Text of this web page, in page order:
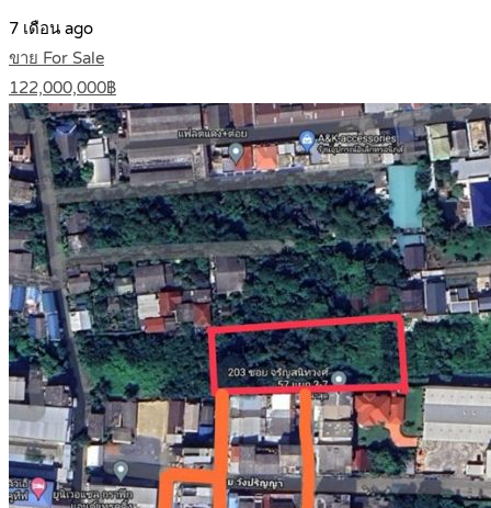
7 เดือน ago
ขาย For Sale
122,000,000฿